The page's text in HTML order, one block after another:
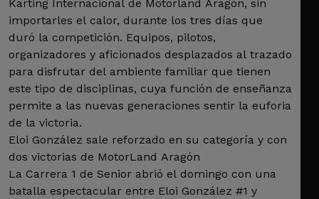
Karting Internacional de Motorland Aragón, sin
importarles el calor, durante los tres días que
duró la competición. Equipos, pilotos,
organizadores y aficionados desplazados al trazado
para disfrutar del ambiente familiar que tienen
este tipo de disciplinas, cuya función de enseñanza
permite a las nuevas generaciones sentir la euforia
de la victoria.
Eloi González sale reforzado en su categoría y con
dos victorias de MotorLand Aragón
La Carrera 1 de Senior abrió el domingo con una
batalla espectacular entre Eloi González #1 y